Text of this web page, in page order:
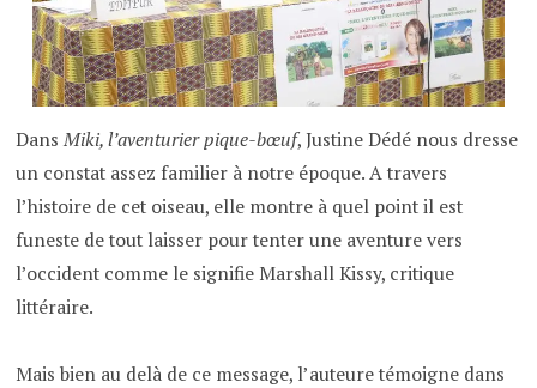
DansMiki, l’aventurier pique-bœuf, Justine Dédé nous dresse
un constat assez familier à notre époque. A travers
l’histoire de cet oiseau, elle montre à quel point il est
funeste de tout laisser pour tenter une aventure vers
l’occident comme le signifie Marshall Kissy, critique
littéraire.
Mais bien au delà de ce message, l’auteure témoigne dans